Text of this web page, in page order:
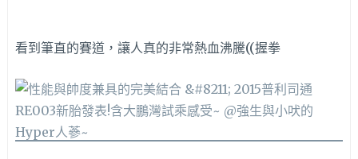
看到筆直的賽道，讓人真的非常熱血沸騰((握拳